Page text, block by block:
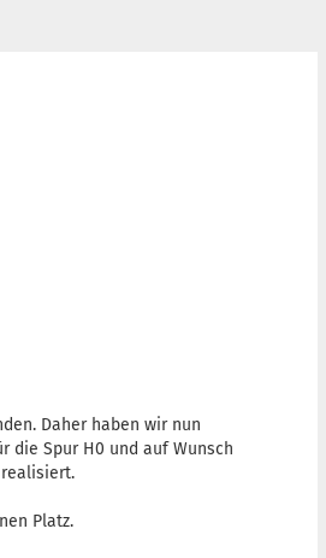
Daher haben wir nun
die Spur H0 und auf Wunsch
Platz.